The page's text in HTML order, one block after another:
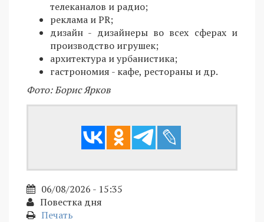
телеканалов и радио;
реклама и PR;
дизайн - дизайнеры во всех сферах и
производство игрушек;
архитектура и урбанистика;
гастрономия - кафе, рестораны и др.
Фото: Борис Ярков
06/08/2026 - 15:35
Повестка дня
Печать